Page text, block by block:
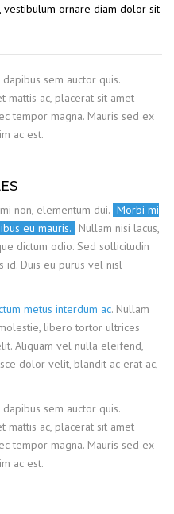
ornare diam dolor sit
sem auctor quis.
mattis ac, placerat sit amet
tempor magna. Mauris sed ex
ac est.
non, elementum dui. Morbi mi
eu mauris.
Nullam nisi lacus,
dictum odio. Sed sollicitudin
id. Duis eu purus vel nisl
metus interdum ac. Nullam
libero tortor ultrices
Aliquam vel nulla eleifend,
dolor velit, blandit ac erat ac,
sem auctor quis.
mattis ac, placerat sit amet
tempor magna. Mauris sed ex
ac est.